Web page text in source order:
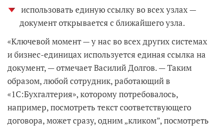
использовать единую ссылку во всех узлах —
документ открывается с ближайшего узла.
«Ключевой момент — у нас во всех других системах
и бизнес-единицах используется единая ссылка на
документ, — отмечает Василий Долгов. — Таким
образом, любой сотрудник, работающий в
«1С:Бухгалтерия», которому потребовалось,
например, посмотреть текст соответствующего
договора, может сразу, одним „кликом”, посмотреть